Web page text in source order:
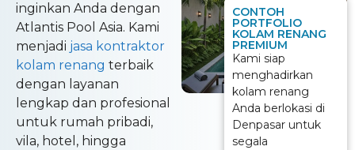
inginkan Anda dengan
Atlantis Pool Asia. Kami
menjadi jasa kontraktor
kolam renang terbaik
dengan layanan
lengkap dan profesional
untuk rumah pribadi,
vila, hotel, hingga
CONTOH
PORTFOLIO
KOLAM RENANG
PREMIUM
Kami siap
menghadirkan
kolam renang
Anda berlokasi di
Denpasar untuk
segala